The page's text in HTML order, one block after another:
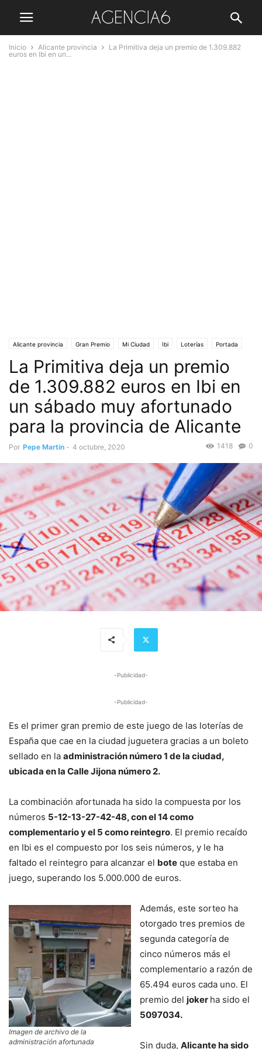
Inicio Alicante provincia
La Primitiva deja un premio de 1.309.882
euros en Ibi en un...
Alicante provincia Gran Premio Mi Ciudad Ibi Loterías Portada
Sociedad
La Primitiva deja un premio
de 1.309.882 euros en Ibi en
un sábado muy afortunado
para la provincia de Alicante
Por Pepe Martin - 4 octubre, 2020 0
1418
-Publicidad-
-Publicidad-
Es el primer gran premio de este juego de las loterías de
España que cae en la ciudad juguetera gracias a un boleto
sellado en la administración número 1 de la ciudad,
ubicada en la Calle Jijona número 2.
La combinación afortunada ha sido la compuesta por los
números 5-12-13-27-42-48, con el 14 como
complementario y el 5 como reintegro. El premio recaído
en Ibi es el compuesto por los seis números, y le ha
faltado el reintegro para alcanzar el bote que estaba en
juego, superando los 5.000.000 de euros.
Imagen de archivo de la
administración afortunada
Además, este sorteo ha
otorgado tres premios de
segunda categoría de
cinco números más el
complementario a razón de
65.494 euros cada uno. El
premio del joker ha sido el
5097034.
Sin duda, Alicante ha sido